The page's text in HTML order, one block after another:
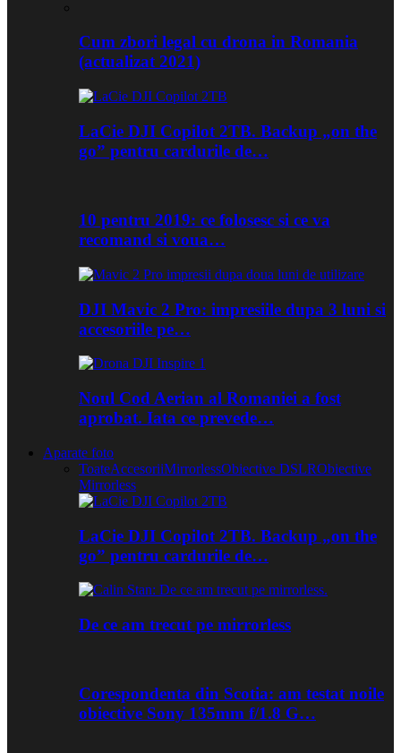
Cum zbori legal cu drona in Romania
(actualizat 2021)
LaCie DJI Copilot 2TB. Backup „on the
go” pentru cardurile de…
10 pentru 2019: ce folosesc si ce va
recomand si voua…
DJI Mavic 2 Pro: impresiile dupa 3 luni si
accesoriile pe…
Noul Cod Aerian al Romaniei a fost
aprobat. Iata ce prevede…
Aparate foto
ToateAccesoriiMirrorlessObiective DSLRObiective
Mirrorless
LaCie DJI Copilot 2TB. Backup „on the
go” pentru cardurile de…
De ce am trecut pe mirrorless
Corespondenta din Scotia: am testat noile
obiective Sony 135mm f/1.8 G…